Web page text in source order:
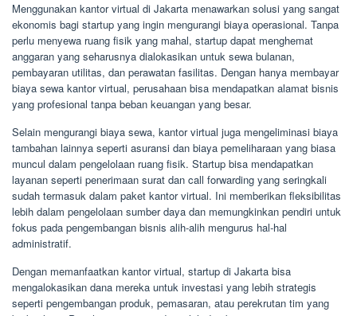
Menggunakan kantor virtual di Jakarta menawarkan solusi yang sangat
ekonomis bagi startup yang ingin mengurangi biaya operasional. Tanpa
perlu menyewa ruang fisik yang mahal, startup dapat menghemat
anggaran yang seharusnya dialokasikan untuk sewa bulanan,
pembayaran utilitas, dan perawatan fasilitas. Dengan hanya membayar
biaya sewa kantor virtual, perusahaan bisa mendapatkan alamat bisnis
yang profesional tanpa beban keuangan yang besar.
Selain mengurangi biaya sewa, kantor virtual juga mengeliminasi biaya
tambahan lainnya seperti asuransi dan biaya pemeliharaan yang biasa
muncul dalam pengelolaan ruang fisik. Startup bisa mendapatkan
layanan seperti penerimaan surat dan call forwarding yang seringkali
sudah termasuk dalam paket kantor virtual. Ini memberikan fleksibilitas
lebih dalam pengelolaan sumber daya dan memungkinkan pendiri untuk
fokus pada pengembangan bisnis alih-alih mengurus hal-hal
administratif.
Dengan memanfaatkan kantor virtual, startup di Jakarta bisa
mengalokasikan dana mereka untuk investasi yang lebih strategis
seperti pengembangan produk, pemasaran, atau perekrutan tim yang